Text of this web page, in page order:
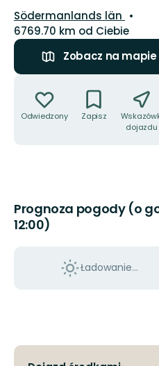
Województwo:
Södermanlands län
6769.70 km od Ciebie
Zobacz na mapie
Odwiedzony Zapisz
dojazdu
Prognoza pogody (o
12:00)
Ładowanie...